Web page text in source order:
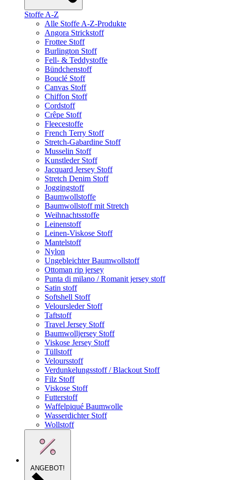
Stoffe A-Z
Alle Stoffe A-Z-Produkte
Angora Strickstoff
Frottee Stoff
Burlington Stoff
Fell- & Teddystoffe
Bündchenstoff
Bouclé Stoff
Canvas Stoff
Chiffon Stoff
Cordstoff
Crêpe Stoff
Fleecestoffe
French Terry Stoff
Stretch-Gabardine Stoff
Musselin Stoff
Kunstleder Stoff
Jacquard Jersey Stoff
Stretch Denim Stoff
Joggingstoff
Baumwollstoffe
Baumwollstoff mit Stretch
Weihnachtsstoffe
Leinenstoff
Leinen-Viskose Stoff
Mantelstoff
Nylon
Ungebleichter Baumwollstoff
Ottoman rip jersey
Punta di milano / Romanit jersey stoff
Satin stoff
Softshell Stoff
Veloursleder Stoff
Taftstoff
Travel Jersey Stoff
Baumwolljersey Stoff
Viskose Jersey Stoff
Tüllstoff
Veloursstoff
Verdunkelungsstoff / Blackout Stoff
Filz Stoff
Viskose Stoff
Futterstoff
Waffelpiqué Baumwolle
Wasserdichter Stoff
Wollstoff
ANGEBOT!